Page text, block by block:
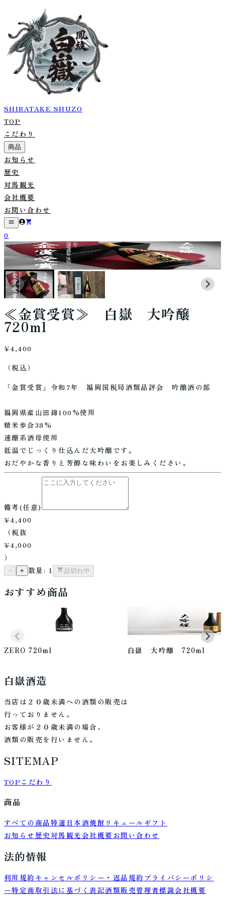
SHIRATAKE SHUZO
TOP
こだわり
商品
お知らせ
歴史
対馬観光
会社概要
お問い合わせ
0
≪金賞受賞≫ 白嶽 大吟醸
720ml
¥4,400
（税込）
「金賞受賞」令和7年 福岡国税局酒類品評会 吟醸酒の部
福岡県産山田錦100%使用
精米歩合38%
速醸系酒母使用
低温でじっくり仕込んだ大吟醸です。
おだやかな香りと芳醇な味わいをお楽しみください。
備考(任意)
¥4,400
（税抜
¥4,000
）
− + 数量: 1 品切れ中
おすすめ商品
ZERO 720ml 白嶽 大吟醸 720ml
白嶽酒造
当店は２０歳未満への酒類の販売は
行っておりません。
お客様が２０歳未満の場合、
酒類の販売を行いません。
SITEMAP
TOP こだわり
商品
すべての商品特選 日本酒焼酎 リキュール ギフト
お知らせ 歴史対馬観光会社概要 お問い合わせ
法的情報
利用規約 キャンセルポリシー・返品規約 プライバシーポリシ
ー特定商取引法に基づく表記酒類販売管理者標識会社概要